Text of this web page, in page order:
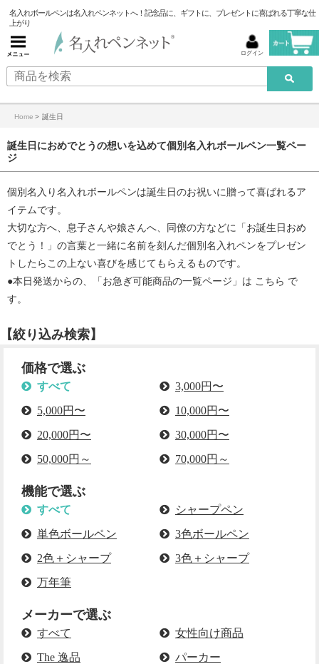
名入れボールペンは名入れペンネットへ！記念品に、ギフトに、プレゼントに喜ばれる丁寧な仕
上がり
ログイン
Home > 誕生日
誕生日におめでとうの想いを込めて個別名入れボールペン一覧ペー
ジ
個別名入り名入れボールペンは誕生日のお祝いに贈って喜ばれるア
イテムです。
大切な方へ、息子さんや娘さんへ、同僚の方などに「お誕生日おめ
でとう！」の言葉と一緒に名前を刻んだ個別名入れペンをプレゼン
トしたらこの上ない喜びを感じてもらえるものです。
●本日発送からの、「 お急ぎ可能商品の一覧ページ 」は こちら で
す。
【絞り込み検索】
価格で選ぶ
すべて
3,000円〜
5,000円〜
10,000円〜
20,000円〜
30,000円〜
50,000円～
70,000円～
機能で選ぶ
すべて
シャープペン
単色ボールペン
3色ボールペン
2色＋シャープ
3色＋シャープ
万年筆
メーカーで選ぶ
すべて
女性向け商品
The 逸品
パーカー